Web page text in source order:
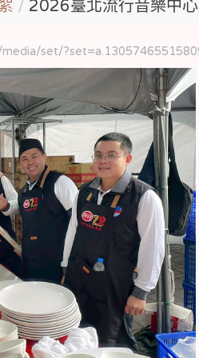
2026臺北流行音樂中
set/